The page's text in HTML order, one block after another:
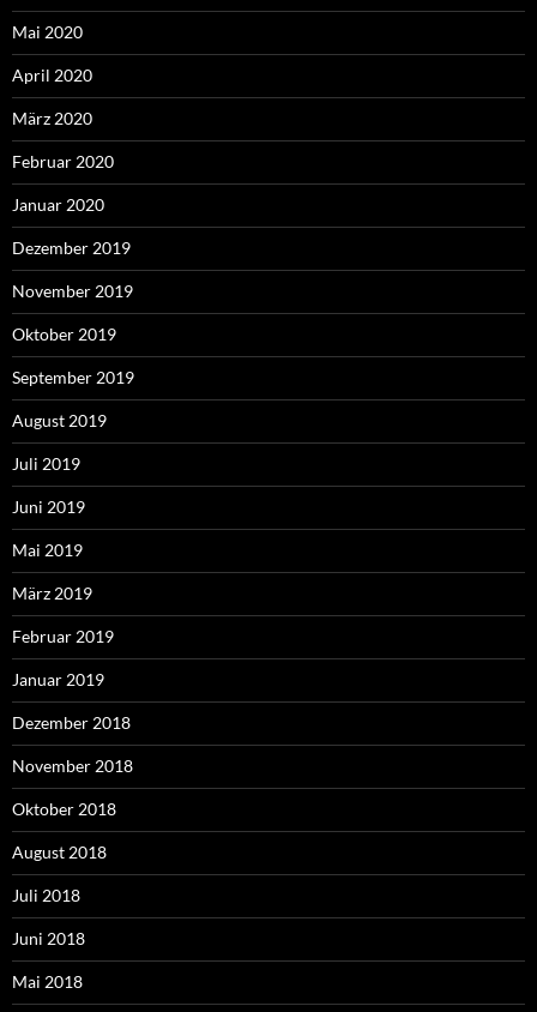
Mai 2020
April 2020
März 2020
Februar 2020
Januar 2020
Dezember 2019
November 2019
Oktober 2019
September 2019
August 2019
Juli 2019
Juni 2019
Mai 2019
März 2019
Februar 2019
Januar 2019
Dezember 2018
November 2018
Oktober 2018
August 2018
Juli 2018
Juni 2018
Mai 2018